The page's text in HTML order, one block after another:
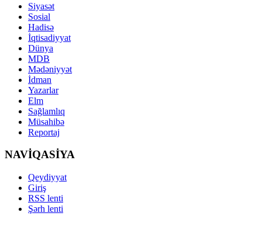
Siyasət
Sosial
Hadisə
İqtisadiyyat
Dünya
MDB
Mədəniyyət
İdman
Yazarlar
Elm
Sağlamlıq
Müsahibə
Reportaj
NAVİQASİYA
Qeydiyyat
Giriş
RSS lenti
Şərh lenti